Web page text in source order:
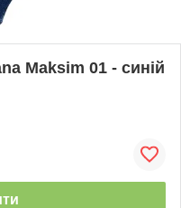
Maksim 01 - синій